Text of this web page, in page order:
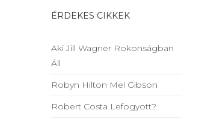
ÉRDEKES CIKKEK
Aki Jill Wagner Rokonságban
Áll
Robyn Hilton Mel Gibson
Robert Costa Lefogyott?